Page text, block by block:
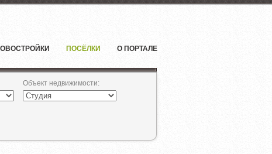
ПОСЁЛКИ О ПОРТАЛЕ
Объект недвижимости: